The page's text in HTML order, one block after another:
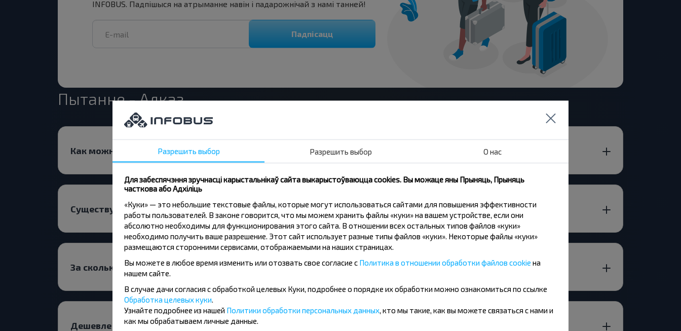
INFOBUS. Падпішыся на атрыманне навін і падарожнічай з намі танней!
Падпісацц
Пытанне - Адказ
Как можно купить билет на рейс Солигорск-Варшава?
Существуют ли ограничения на поездку Солигорск-Варшава?
За сколько дней до поездки искать билеты Солигорск-Варшава?
Дешевле ехать с пересадкой или прямым рейсом?
Разрешить выбор Разрешить выбор О нас
Для забеспячэння зручнасці карыстальнікаў сайта выкарыстоўваюцца cookies. Вы можаце яны Прыняць, Прыняць
часткова або Адхіліць
«Куки» — это небольшие текстовые файлы, которые могут использоваться сайтами для повышения эффективности
работы пользователей. В законе говорится, что мы можем хранить файлы «куки» на вашем устройстве, если они
абсолютно необходимы для функционирования этого сайта. В отношении всех остальных типов файлов «куки»
необходимо получить ваше разрешение. Этот сайт использует разные типы файлов «куки». Некоторые файлы «куки»
размещаются сторонними сервисами, отображаемыми на наших страницах.
Вы можете в любое время изменить или отозвать свое согласие с Политика в отношении обработки файлов cookie на
нашем сайте.
В случае дачи согласия с обработкой целевых Куки, подробнее о порядке их обработки можно ознакомиться по ссылке
Обработка целевых куки
Узнайте подробнее из нашей Политики обработки персональных данных , кто мы такие, как вы можете связаться с нами и
как мы обрабатываем личные данные.